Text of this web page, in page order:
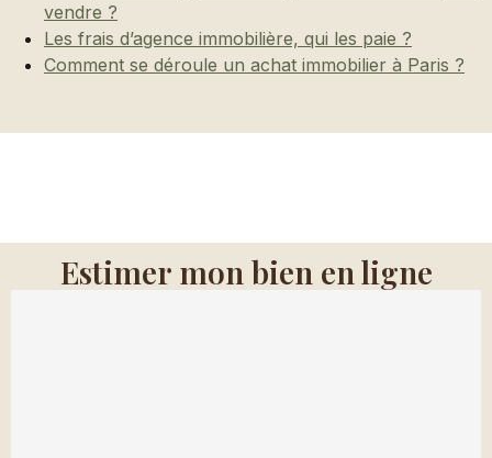
vendre ?
Les frais d’agence immobilière, qui les paie ?
Comment se déroule un achat immobilier à Paris ?
Estimer mon bien en ligne